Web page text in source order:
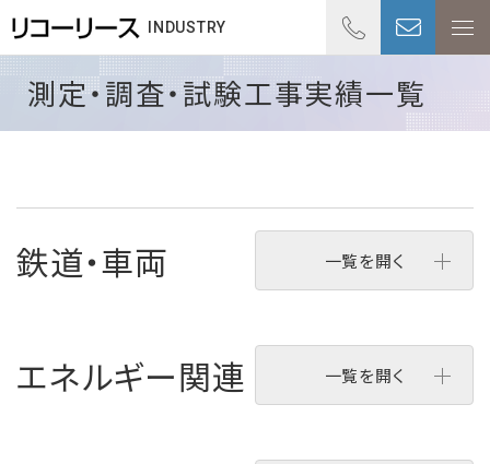
INDUSTRY
受付
測定・調査・試験工事実績一覧
鉄道・車両 一覧を開く
エネルギー関連 一覧を開く